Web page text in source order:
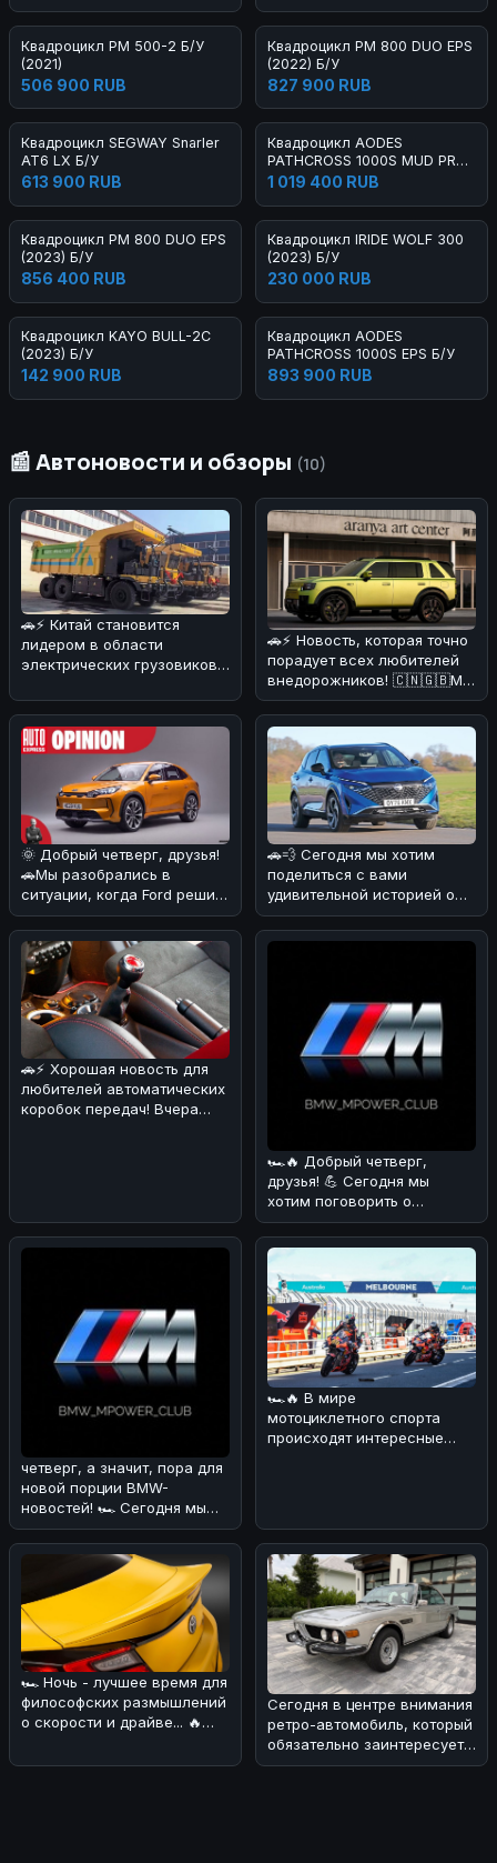
Квадроцикл РМ 500-2 Б/У
(2021)
506 900 RUB
Квадроцикл РМ 800 DUO EPS
(2022) Б/У
827 900 RUB
Квадроцикл SEGWAY Snarler
AT6 LX Б/У
613 900 RUB
Квадроцикл AODES
PATHCROSS 1000S MUD PRO
EPS Б/У
1 019 400 RUB
Квадроцикл РМ 800 DUO EPS
(2023) Б/У
856 400 RUB
Квадроцикл IRIDE WOLF 300
(2023) Б/У
230 000 RUB
Квадроцикл KAYO BULL-2C
(2023) Б/У
142 900 RUB
Квадроцикл AODES
PATHCROSS 1000S EPS Б/У
893 900 RUB
📰 Автоновости и обзоры (10)
🚗⚡ Китай становится
лидером в области
электрических грузовиков!
начал работат
🚗⚡ Новость, которая точно
порадует всех любителей
внедорожников! 🇨🇳🇬🇧Мы
разобрались в деталях и
🌞 Добрый четверг, друзья!
🚗Мы разобрались в
ситуации, когда Ford решил
объединиться с китайскими
б
🚗💨 Сегодня мы хотим
поделиться с вами
удивительной историей о
Nissan Qashqai, который
сумел преодо
🚗⚡ Хорошая новость для
любителей автоматических
коробок передач! Вчера
🏎🔥 Добрый четверг,
друзья! 💪 Сегодня мы
хотим поговорить о
довольно курьёзном
случае, который про
четверг, а значит, пора для
новой порции BMW-
новостей! 🏎 Сегодня мы
поговорим о довольно
курьёзном
🏎🔥 В мире
мотоциклетного спорта
происходят интересные
🏎 Ночь - лучшее время для
философских размышлений
о скорости и драйве... 🔥
Сегодня в центре внимания
ретро-автомобиль, который
обязательно заинтересует
поклонников BMW! 🏎Речь